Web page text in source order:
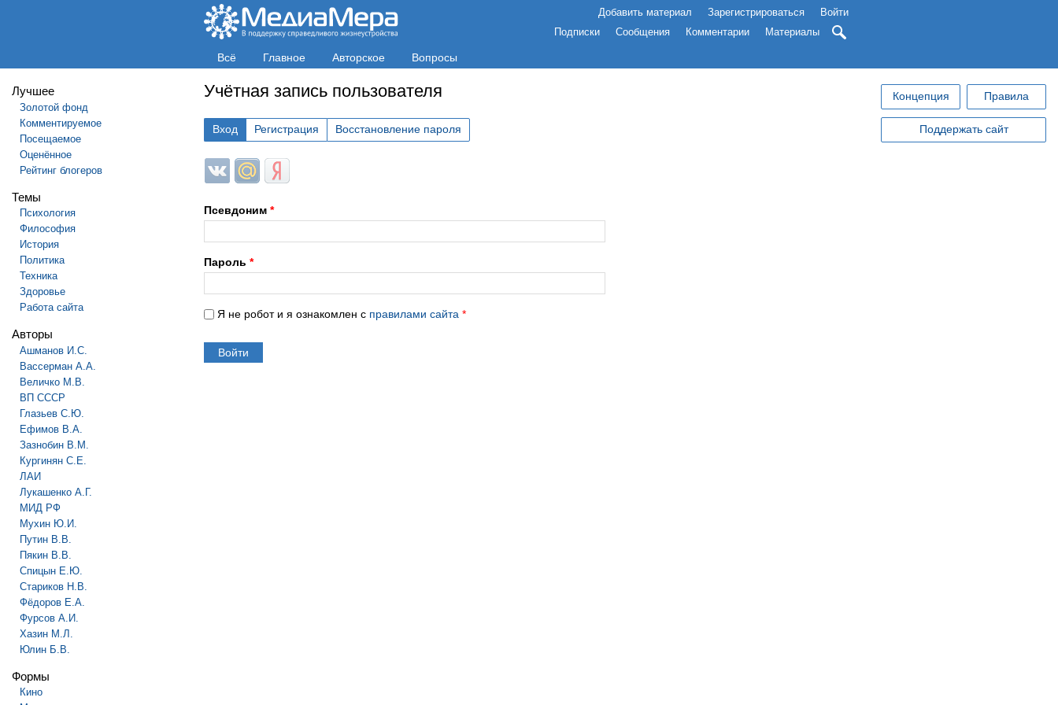
Добавить материал Зарегистрироваться
Войти
Подписки
Сообщения Комментарии Материалы
Всё Главное Авторское Вопросы
Лучшее
Золотой фонд
Комментируемое
Посещаемое
Оценённое
Рейтинг блогеров
Темы
Психология
Философия
История
Политика
Техника
Здоровье
Работа сайта
Авторы
Ашманов И.С.
Вассерман А.А.
Величко М.В.
ВП СССР
Глазьев С.Ю.
Ефимов В.А.
Зазнобин В.М.
Кургинян С.Е.
ЛАИ
Лукашенко А.Г.
МИД РФ
Мухин Ю.И.
Путин В.В.
Пякин В.В.
Спицын Е.Ю.
Стариков Н.В.
Фёдоров Е.А.
Фурсов А.И.
Хазин М.Л.
Юлин Б.В.
Формы
Кино
Учётная запись пользователя
Вход Регистрация Восстановление пароля
Login with ВКонтакте
Login with Mail.ru
Login with Яндекс
Псевдоним *
Пароль *
Я не робот и я ознакомлен с правилами сайта *
Концепция Правила
Поддержать сайт